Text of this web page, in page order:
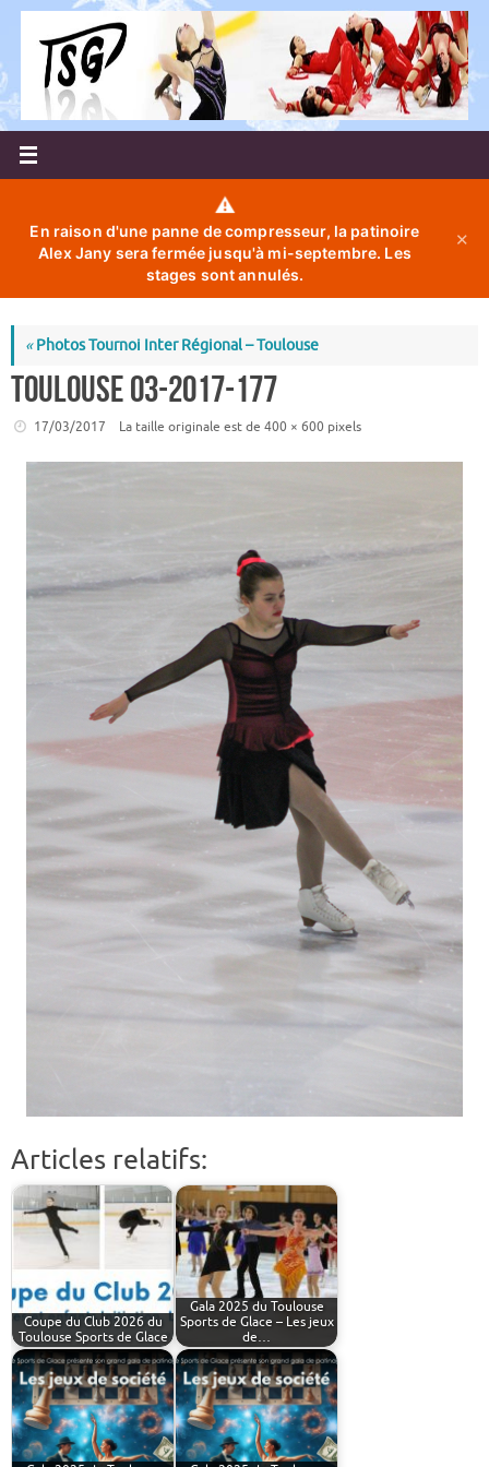
Passer
contenu
⚠️
En raison d'une panne de compresseur, la patinoire
Alex Jany sera fermée jusqu'à mi-septembre. Les
stages sont annulés.
✕
«Photos Tournoi Inter Régional – Toulouse
toulouse 03-2017-177
17/03/2017 La taille originale est de 400 × 600 pixels
Articles relatifs:
Coupe du Club 2026 du
Toulouse Sports de Glace
Gala 2025 du Toulouse
Sports de Glace – Les jeux
de…